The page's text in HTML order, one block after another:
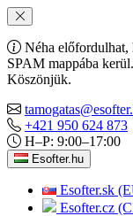
Néha előfordulhat,
SPAM mappába
Köszönjük.
+421 950 624 873
H–P: 9:00–17:00
Esofter.hu
Esofter.sk
Esofter.cz